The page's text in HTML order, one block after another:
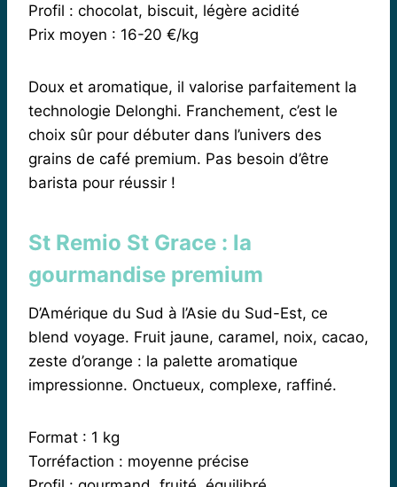
Profil : chocolat, biscuit, légère acidité
Prix moyen : 16-20 €/kg
Doux et aromatique, il valorise parfaitement la
technologie Delonghi. Franchement, c’est le
choix sûr pour débuter dans l’univers des
grains de café premium. Pas besoin d’être
barista pour réussir !
St Remio St Grace : la
gourmandise premium
D’Amérique du Sud à l’Asie du Sud-Est, ce
blend voyage. Fruit jaune, caramel, noix, cacao,
zeste d’orange : la palette aromatique
impressionne. Onctueux, complexe, raffiné.
Format : 1 kg
Torréfaction : moyenne précise